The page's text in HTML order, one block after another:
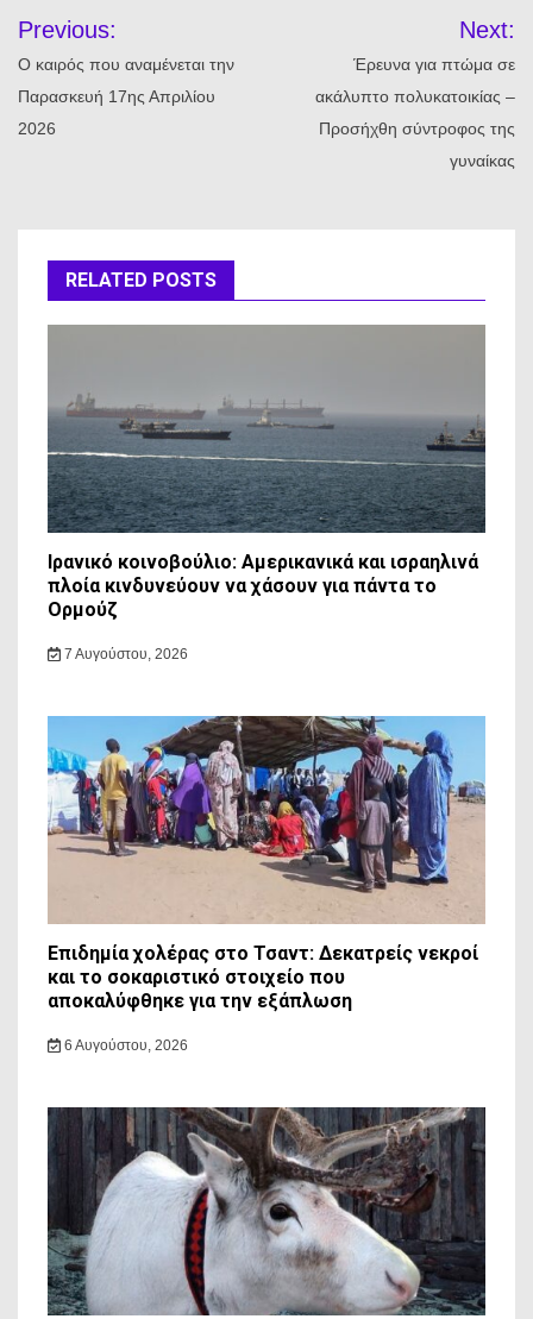
άρθρων
Previous:
Ο καιρός που αναμένεται την
Παρασκευή 17ης Απριλίου
2026
Next:
Έρευνα για πτώμα σε
ακάλυπτο πολυκατοικίας –
Προσήχθη σύντροφος της
γυναίκας
RELATED POSTS
Ιρανικό κοινοβούλιο: Αμερικανικά και ισραηλινά
πλοία κινδυνεύουν να χάσουν για πάντα το
Ορμούζ
7 Αυγούστου, 2026
Επιδημία χολέρας στο Τσαντ: Δεκατρείς νεκροί
και το σοκαριστικό στοιχείο που
αποκαλύφθηκε για την εξάπλωση
6 Αυγούστου, 2026